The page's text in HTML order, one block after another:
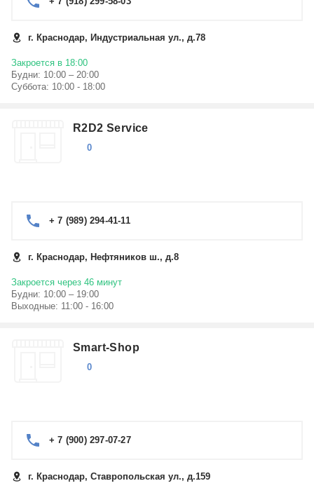
г. Краснодар, Индустриальная ул., д.78
Закроется в 18:00
Будни: 10:00 – 20:00
Суббота: 10:00 - 18:00
R2D2 Service
0
+ 7 (989) 294-41-11
г. Краснодар, Нефтяников ш., д.8
Закроется через 46 минут
Будни: 10:00 – 19:00
Выходные: 11:00 - 16:00
Smart-Shop
0
+ 7 (900) 297-07-27
г. Краснодар, Ставропольская ул., д.159